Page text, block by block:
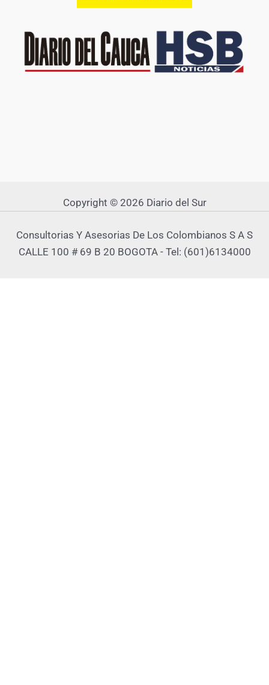
Copyright © 2026 Diario del Sur
Consultorias Y Asesorias De Los Colombianos S A S
CALLE 100 # 69 B 20 BOGOTA - Tel: (601)6134000